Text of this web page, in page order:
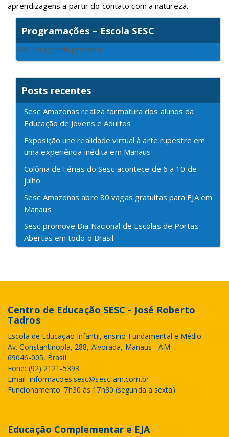
aprendizagens a partir do contato com a natureza.
Programações – Escola SESC
Não há agenda prevista
Posts recentes
Sesc Amazonas realiza formatura dos alunos da
Educação de Jovens e Adultos
Exposição une realidade virtual à arte rupestre em
uma experiência inédita em Manaus
Colônia de Férias do Sesc acontece de 6 a 10 de
julho
Sesc Amazonas abre 80 vagas gratuitas para EJA em
Manaus
Sesc promove Dia Nacional de Escolas de Portas
Abertas em todo o Brasil
Centro de Educação SESC - José Roberto
Tadros
Escola de Educação Infantil, ensino Fundamental e Médio
Av. Constantinopla, 288, Alvorada, Manaus - AM
69046-005, Brasil
Fone: (92) 2121-5393
Email: informacoes.sesc@sesc-am.com.br
Funcionamento: 7h30 às 17h30 (segunda a sexta)
Educação Complementar e EJA